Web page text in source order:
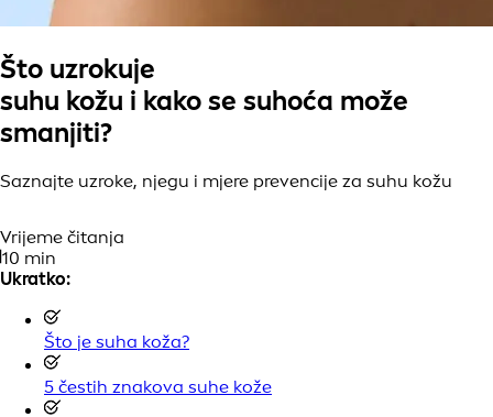
Što uzrokuje
suhu kožu i kako se suhoća može
smanjiti?
Saznajte uzroke, njegu i mjere prevencije za suhu kožu
Vrijeme čitanja
10 min
Ukratko:
Što je suha koža?
5 čestih znakova suhe kože